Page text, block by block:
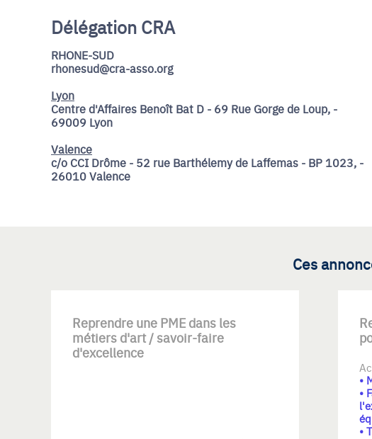
Délégation CRA
RHONE-SUD
rhonesud@cra-asso.org
Lyon
Centre d'Affaires Benoît Bat D - 69 Rue Gorge de Loup, -
69009 Lyon
Valence
c/o CCI Drôme - 52 rue Barthélemy de Laffemas - BP 1023, -
26010 Valence
Ces
Reprendre une PME dans les
métiers d'art / savoir-faire
d'excellence
•
•
•